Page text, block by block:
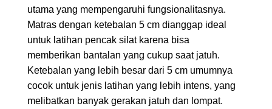
utama yang mempengaruhi fungsionalitasnya.
Matras dengan ketebalan 5 cm dianggap ideal
untuk latihan pencak silat karena bisa
memberikan bantalan yang cukup saat jatuh.
Ketebalan yang lebih besar dari 5 cm umumnya
cocok untuk jenis latihan yang lebih intens, yang
melibatkan banyak gerakan jatuh dan lompat.